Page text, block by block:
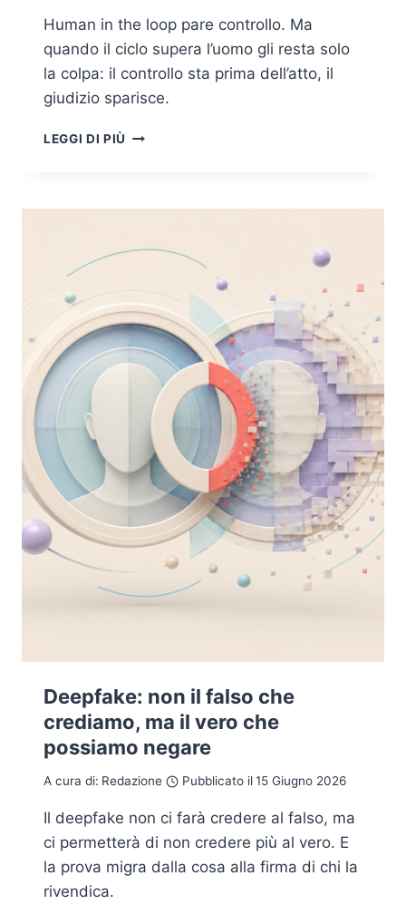
Human in the loop pare controllo. Ma
quando il ciclo supera l’uomo gli resta solo
la colpa: il controllo sta prima dell’atto, il
giudizio sparisce.
LEGGI DI PIÙ HUMAN
IL
FINTO
RESPONSABILITÀ
VERA
Deepfake: non il falso che
crediamo, ma il vero che
possiamo negare
A cura di: Redazione Pubblicato il15 Giugno 2026
Il deepfake non ci farà credere al falso, ma
ci permetterà di non credere più al vero. E
la prova migra dalla cosa alla firma di chi la
rivendica.